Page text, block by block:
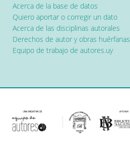
Acerca de la base de datos
Quiero aportar o corregir un dato
Acerca de las disciplinas autorales
Derechos de autor y obras huérfanas
Equipo de trabajo de autores.uy